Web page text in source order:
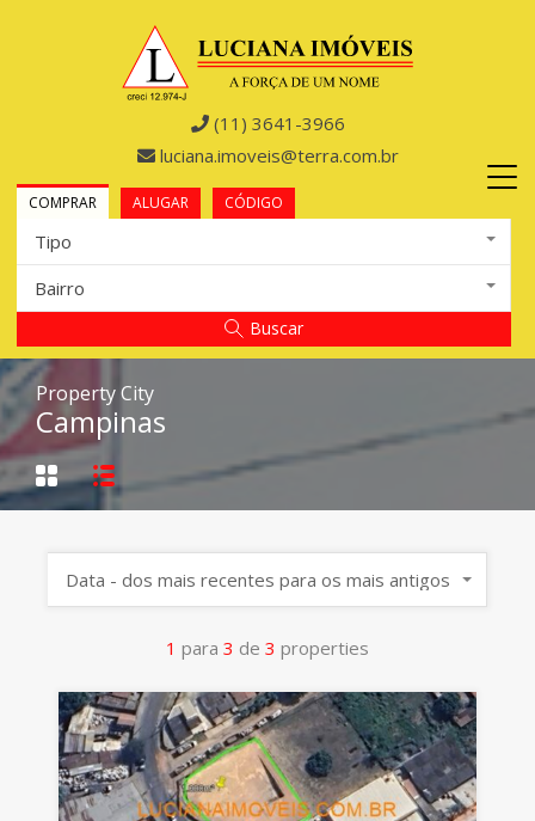
(11) 3641-3966
luciana.imoveis@terra.com.br
COMPRAR ALUGAR CÓDIGO
Tipo
Bairro
Buscar
Property City
Campinas
1 para 3 de 3 properties
Data - dos mais recentes para os mais antigos